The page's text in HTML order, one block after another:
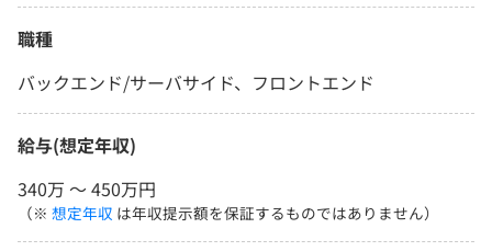
職種
バックエンド/サーバサイド、フロントエンド
給与(想定年収)
340万 〜 450万円
（※ 想定年収 は年収提示額を保証するものではありません）